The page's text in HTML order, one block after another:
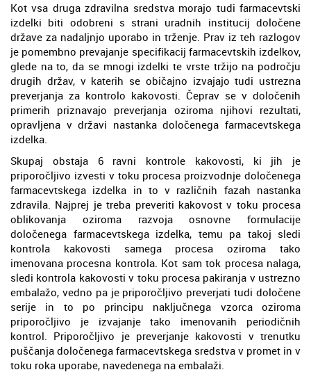
Kot vsa druga zdravilna sredstva morajo tudi farmacevtski
izdelki biti odobreni s strani uradnih institucij določene
države za nadaljnjo uporabo in trženje. Prav iz teh razlogov
je pomembno prevajanje specifikacij farmacevtskih izdelkov,
glede na to, da se mnogi izdelki te vrste tržijo na področju
drugih držav, v katerih se običajno izvajajo tudi ustrezna
preverjanja za kontrolo kakovosti. Čeprav se v določenih
primerih priznavajo preverjanja oziroma njihovi rezultati,
opravljena v državi nastanka določenega farmacevtskega
izdelka.
Skupaj obstaja 6 ravni kontrole kakovosti, ki jih je
priporočljivo izvesti v toku procesa proizvodnje določenega
farmacevtskega izdelka in to v različnih fazah nastanka
zdravila. Najprej je treba preveriti kakovost v toku procesa
oblikovanja oziroma razvoja osnovne formulacije
določenega farmacevtskega izdelka, temu pa takoj sledi
kontrola kakovosti samega procesa oziroma tako
imenovana procesna kontrola. Kot sam tok procesa nalaga,
sledi kontrola kakovosti v toku procesa pakiranja v ustrezno
embalažo, vedno pa je priporočljivo preverjati tudi določene
serije in to po principu naključnega vzorca oziroma
priporočljivo je izvajanje tako imenovanih periodičnih
kontrol. Priporočljivo je preverjanje kakovosti v trenutku
puščanja določenega farmacevtskega sredstva v promet in v
toku roka uporabe, navedenega na embalaži.